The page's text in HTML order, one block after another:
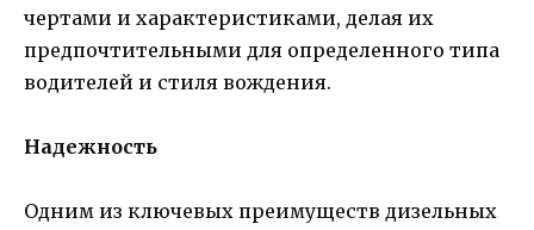
чертами и характеристиками, делая их
предпочтительными для определенного типа
водителей и стиля вождения.
Надежность
Одним из ключевых преимуществ дизельных